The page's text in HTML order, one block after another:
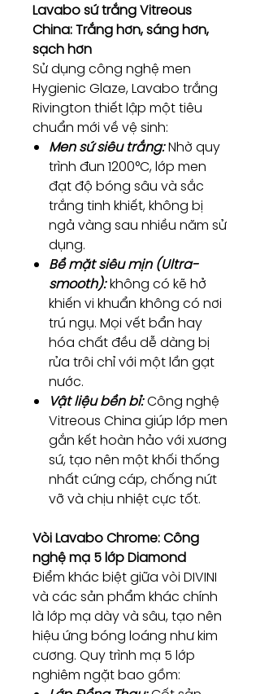
Lavabo sứ trắng Vitreous
China: Trắng hơn, sáng hơn,
sạch hơn
Sử dụng công nghệ men
Hygienic Glaze, Lavabo trắng
Rivington thiết lập một tiêu
chuẩn mới về vệ sinh:
Men sứ siêu trắng:Nhờ quy
trình đun 1200°C, lớp men
đạt độ bóng sâu và sắc
trắng tinh khiết, không bị
ngả vàng sau nhiều năm sử
dụng.
Bề mặt siêu mịn (Ultra-
smooth):không có kẽ hở
khiến vi khuẩn không có nơi
trú ngụ. Mọi vết bẩn hay
hóa chất đều dễ dàng bị
rửa trôi chỉ với một lần gạt
nước.
Vật liệu bền bỉ:Công nghệ
Vitreous China giúp lớp men
gắn kết hoàn hảo với xương
sứ, tạo nên một khối thống
nhất cứng cáp, chống nứt
vỡ và chịu nhiệt cực tốt.
Vòi Lavabo Chrome: Công
nghệ mạ 5 lớp Diamond
Điểm khác biệt giữa vòi DIVINI
và các sản phẩm khác chính
là lớp mạ dày và sâu, tạo nên
hiệu ứng bóng loáng như kim
cương. Quy trình mạ 5 lớp
nghiêm ngặt bao gồm: